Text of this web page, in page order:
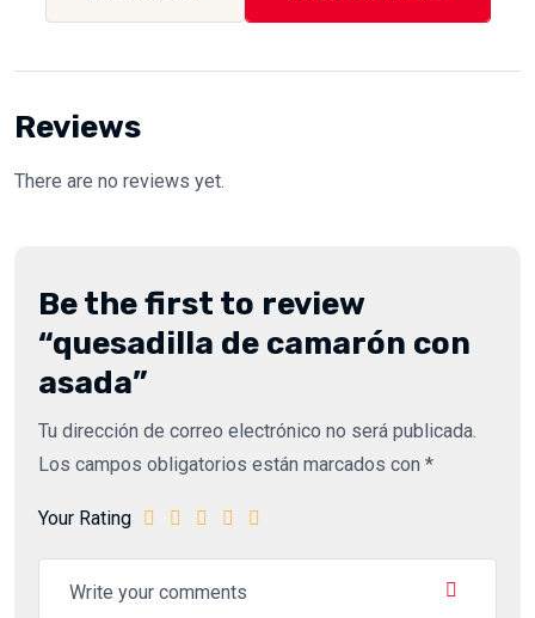
Reviews
There are no reviews yet.
Be the first to review
“quesadilla de camarón con
asada”
Tu dirección de correo electrónico no será publicada.
Los campos obligatorios están marcados con *
Your Rating